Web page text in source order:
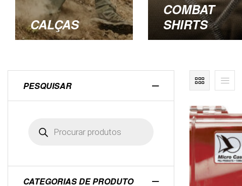
CALÇAS
COMBAT
SHIRTS
PESQUISAR
CATEGORIAS DE PRODUTO